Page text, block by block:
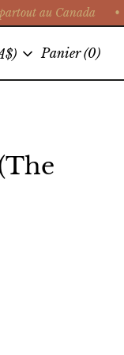
au Canada •
Panier (0)